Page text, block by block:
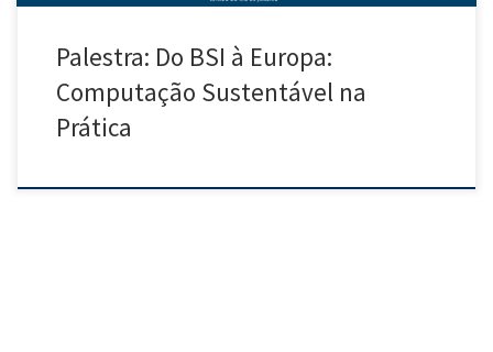
Palestra: Do BSI à Europa:
Computação Sustentável na
Prática